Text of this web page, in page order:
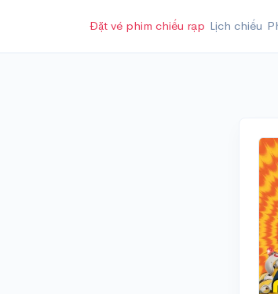
Đặt vé phim chiếu rạp Lịch chiếu